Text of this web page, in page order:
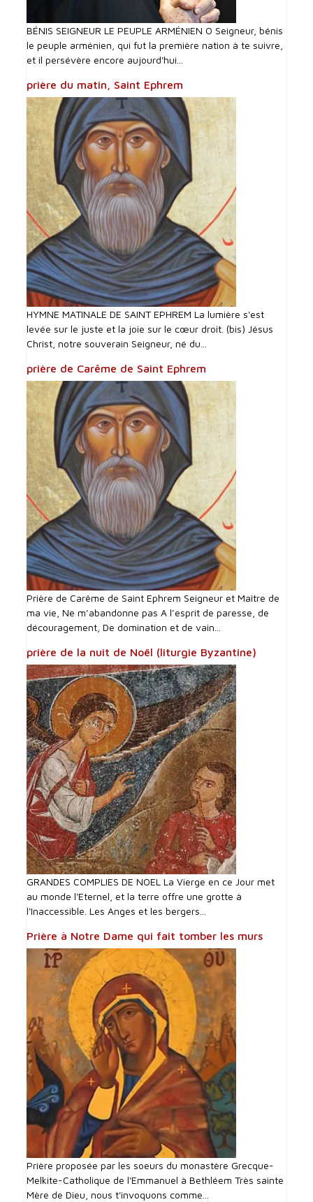
BÉNIS SEIGNEUR LE PEUPLE ARMÉNIEN O Seigneur, bénis
le peuple arménien, qui fut la première nation à te suivre,
et il persévère encore aujourd'hui...
prière du matin, Saint Ephrem
HYMNE MATINALE DE SAINT EPHREM La lumière s'est
levée sur le juste et la joie sur le cœur droit. (bis) Jésus
Christ, notre souverain Seigneur, né du...
prière de Carême de Saint Ephrem
Prière de Carême de Saint Ephrem Seigneur et Maître de
ma vie, Ne m’abandonne pas A l’esprit de paresse, de
découragement, De domination et de vain...
prière de la nuit de Noël (liturgie Byzantine)
GRANDES COMPLIES DE NOEL La Vierge en ce Jour met
au monde l'Eternel, et la terre offre une grotte à
l'Inaccessible. Les Anges et les bergers...
Prière à Notre Dame qui fait tomber les murs
Prière proposée par les soeurs du monastère Grecque-
Melkite-Catholique de l'Emmanuel à Bethléem Très sainte
Mère de Dieu, nous t'invoquons comme...